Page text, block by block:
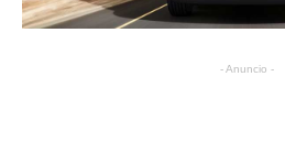
- Anuncio -